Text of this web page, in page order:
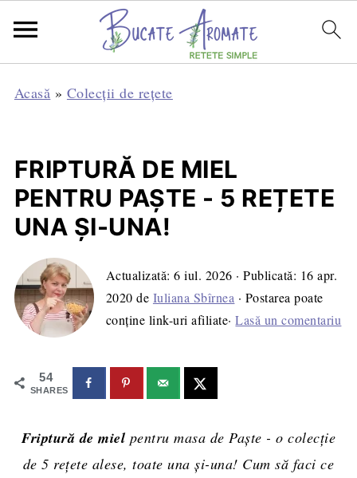
Acasă » Colecții de rețete
FRIPTURĂ DE MIEL
PENTRU PAȘTE - 5 REȚETE
UNA ȘI-UNA!
Actualizată:6 iul. 2026 · Publicată: 16 apr.
2020 de Iuliana Sbîrnea · Postarea poate
conține link-uri afiliate·Lasă un comentariu
54
SHARES
Friptură de miel pentru masa de Paște - o colecție
de 5 rețete alese, toate una și-una! Cum să faci ce